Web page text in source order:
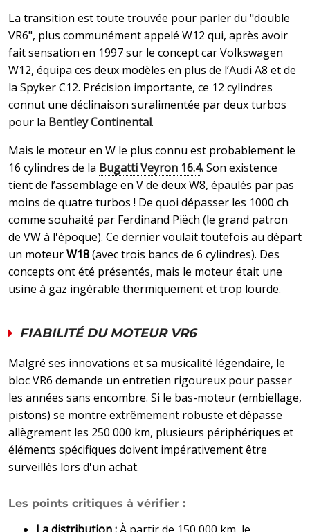
La transition est toute trouvée pour parler du "double
VR6", plus communément appelé W12 qui, après avoir
fait sensation en 1997 sur le concept car Volkswagen
W12, équipa ces deux modèles en plus de l’Audi A8 et de
la Spyker C12. Précision importante, ce 12 cylindres
connut une déclinaison suralimentée par deux turbos
pour la Bentley Continental.
Mais le moteur en W le plus connu est probablement le
16 cylindres de la Bugatti Veyron 16.4. Son existence
tient de l’assemblage en V de deux W8, épaulés par pas
moins de quatre turbos ! De quoi dépasser les 1000 ch
comme souhaité par Ferdinand Piëch (le grand patron
de VW à l'époque). Ce dernier voulait toutefois au départ
un moteurW18(avec trois bancs de 6 cylindres). Des
concepts ont été présentés, mais le moteur était une
usine à gaz ingérable thermiquement et trop lourde.
FIABILITÉ DU MOTEUR VR6
Malgré ses innovations et sa musicalité légendaire, le
bloc VR6 demande un entretien rigoureux pour passer
les années sans encombre. Si le bas-moteur (embiellage,
pistons) se montre extrêmement robuste et dépasse
allègrement les 250 000 km, plusieurs périphériques et
éléments spécifiques doivent impérativement être
surveillés lors d'un achat.
Les points critiques à vérifier :